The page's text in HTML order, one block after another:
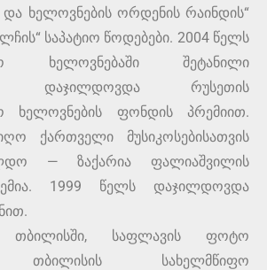
ხელოვნების ორდენის რაინდის“
საპატიო წოდებები. 2004 წელს
ხელოვნებაში შეტანილი
დაჯილდოვდა რუსეთის
ხელოვნების ფონდის პრემიით.
ქართველი მუსიკოსებისათვის
— ზაქარია ფალიაშვილის
1999 წელს დაჯილდოვდა
თბილისში, საფლავის ფოტო
თბილისის სახელმწიფო